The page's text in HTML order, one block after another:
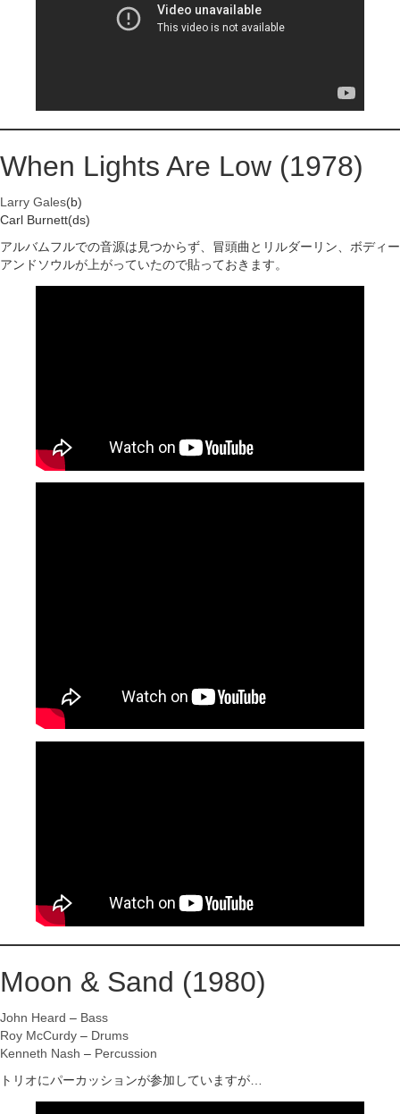
When Lights Are Low (1978)
Larry Gales(b)
Carl Burnett(ds)
アルバムフルでの音源は見つからず、冒頭曲とリルダーリン、ボディー
アンドソウルが上がっていたので貼っておきます。
Moon & Sand (1980)
John Heard – Bass
Roy McCurdy – Drums
Kenneth Nash – Percussion
トリオにパーカッションが参加していますが…